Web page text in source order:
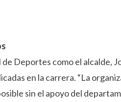
de Deportes como el alcalde,
en la carrera. “La
sin el apoyo del